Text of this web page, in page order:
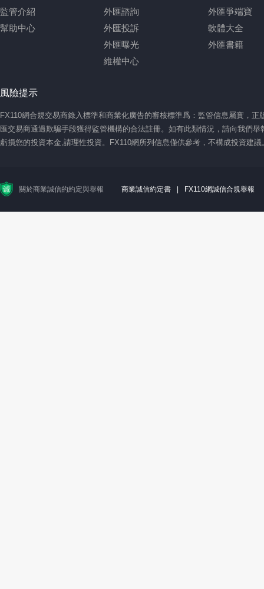
監管介紹
幫助中心
外匯諮詢
外匯投訴
外匯曝光
維權中心
外匯爭端寶
軟體大全
外匯書籍
風險提示
FX110網合規交易商錄入標準和商業化廣告的審核標準爲：監管信息屬實，
匯交易商通過欺騙手段獲得監管機構的合法註冊。如有此類情況，請向我們
虧損您的投資本金,請理性投資。FX110網所列信息僅供參考，不構成投資建
關於商業誠信的約定與舉報 商業誠信約定書 FX110網誠信合規舉報